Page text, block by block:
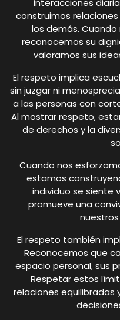
construimos
los demás.
reconocemos su
valoramos sus
El respeto implica
sin juzgar ni
a las personas con
Al mostrar respeto,
de derechos y la
Cuando nos
estamos
individuo se siente
promueve una
El respeto también
Reconocemos que
espacio personal, sus
Respetar estos
relaciones equilibradas